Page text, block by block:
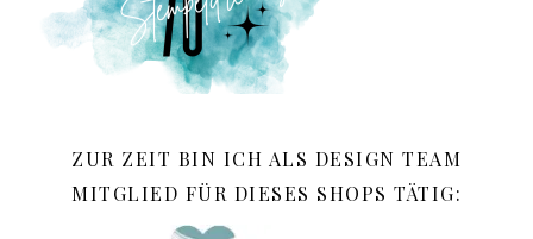
ZUR ZEIT BIN ICH ALS DESIGN TEAM
MITGLIED FÜR DIESES SHOPS TÄTIG: